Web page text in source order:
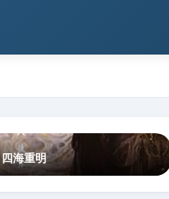
四海重明